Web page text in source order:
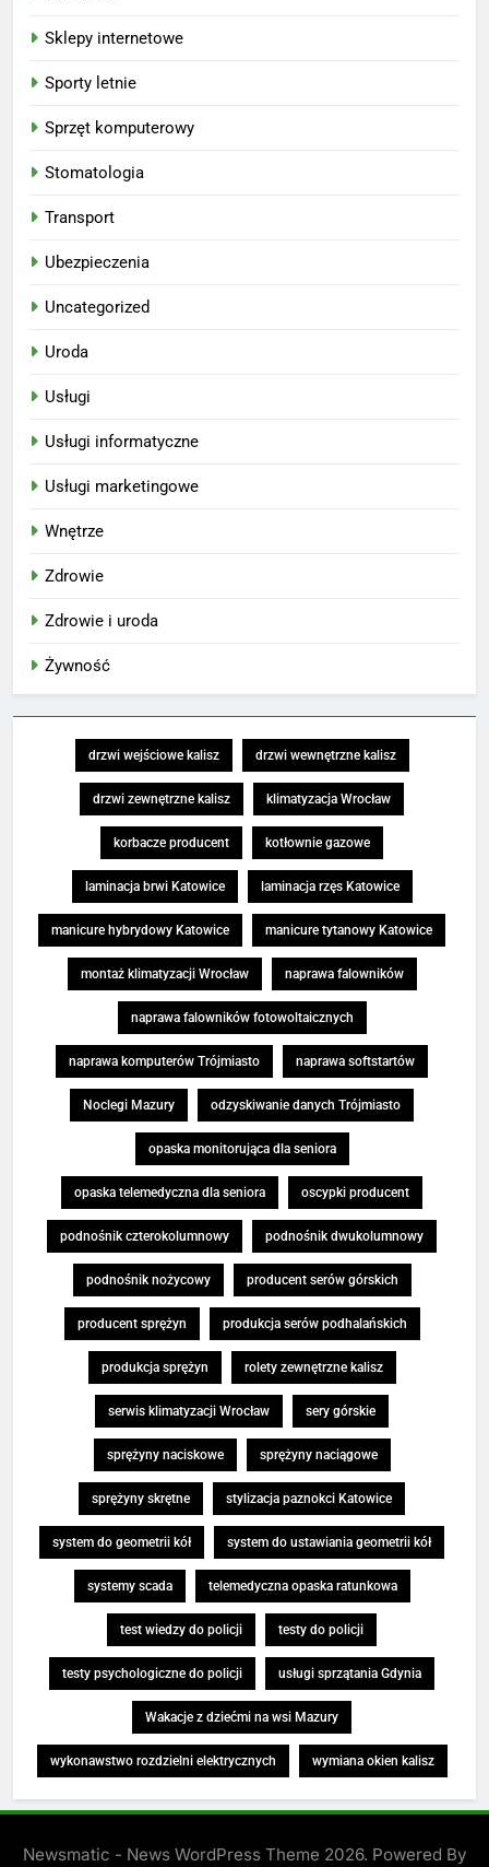
Sklepy internetowe
Sporty letnie
Sprzęt komputerowy
Stomatologia
Transport
Ubezpieczenia
Uncategorized
Uroda
Usługi
Usługi informatyczne
Usługi marketingowe
Wnętrze
Zdrowie
Zdrowie i uroda
Żywność
drzwi wejściowe kalisz drzwi wewnętrzne kalisz
drzwi zewnętrzne kalisz klimatyzacja Wrocław
korbacze producent kotłownie gazowe
laminacja brwi Katowice laminacja rzęs Katowice
manicure hybrydowy Katowice manicure tytanowy Katowice
montaż klimatyzacji Wrocław naprawa falowników
naprawa falowników fotowoltaicznych
naprawa komputerów Trójmiasto naprawa softstartów
Noclegi Mazury odzyskiwanie danych Trójmiasto
opaska monitorująca dla seniora
opaska telemedyczna dla seniora oscypki producent
podnośnik czterokolumnowy podnośnik dwukolumnowy
podnośnik nożycowy producent serów górskich
producent sprężyn produkcja serów podhalańskich
produkcja sprężyn rolety zewnętrzne kalisz
serwis klimatyzacji Wrocław sery górskie
sprężyny naciskowe sprężyny naciągowe
sprężyny skrętne stylizacja paznokci Katowice
system do geometrii kół system do ustawiania geometrii kół
systemy scada telemedyczna opaska ratunkowa
test wiedzy do policji testy do policji
testy psychologiczne do policji usługi sprzątania Gdynia
Wakacje z dziećmi na wsi Mazury
wykonawstwo rozdzielni elektrycznych wymiana okien kalisz
Newsmatic - News WordPress Theme 2026. Powered By